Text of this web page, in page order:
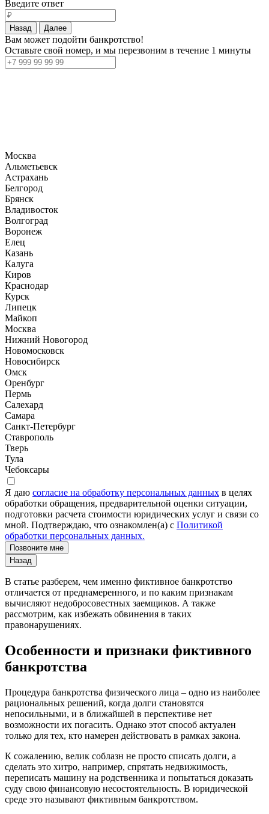
Введите ответ
Назад Далее
Вам может подойти банкротство!
Оставьте свой номер, и мы перезвоним в течение 1 минуты
Москва
Альметьевск
Астрахань
Белгород
Брянск
Владивосток
Волгоград
Воронеж
Елец
Казань
Калуга
Киров
Краснодар
Курск
Липецк
Майкоп
Москва
Нижний Новогород
Новомосковск
Новосибирск
Омск
Оренбург
Пермь
Салехард
Самара
Санкт-Петербург
Ставрополь
Тверь
Тула
Чебоксары
Я даю согласие на обработку персональных данных в целях
обработки обращения, предварительной оценки ситуации,
подготовки расчета стоимости юридических услуг и связи со
мной. Подтверждаю, что ознакомлен(а) с Политикой
обработки персональных данных.
Позвоните мне
Назад
В статье разберем, чем именно фиктивное банкротство
отличается от преднамеренного, и по каким признакам
вычисляют недобросовестных заемщиков. А также
рассмотрим, как избежать обвинения в таких
правонарушениях.
Особенности и признаки фиктивного
банкротства
Процедура банкротства физического лица – одно из наиболее
рациональных решений, когда долги становятся
непосильными, и в ближайшей в перспективе нет
возможности их погасить. Однако этот способ актуален
только для тех, кто намерен действовать в рамках закона.
К сожалению, велик соблазн не просто списать долги, а
сделать это хитро, например, спрятать недвижимость,
переписать машину на родственника и попытаться доказать
суду свою финансовую несостоятельность. В юридической
среде это называют фиктивным банкротством.